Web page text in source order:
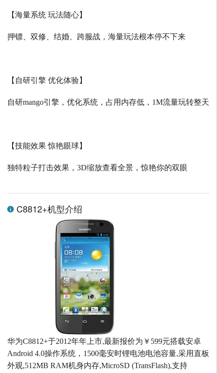
【海量系统 玩法随心】
押镖、双修、结婚、跨服战，海量玩法根本停不下来
【自研引擎 优化体验】
自研mango引擎，优化系统，占用内存低， 1M流量玩转整天
【技能效果 惊艳眼球】
独特粒子打击效果， 3D缩放查看全景，惊艳你的双眼
C8812+机型介绍
华为C8812+于2012年年上市,最新报价为￥599元搭载安卓
Android 4.0操作系统，1500毫安时锂电池电池容量,采用直板
外观,512MB RAM机身内存,MicroSD (TransFlash),支持